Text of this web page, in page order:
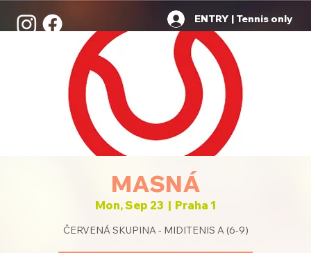
ENTRY | Tennis only
MASNÁ
Mon, Sep 23
  |
Praha 1
ČERVENÁ SKUPINA - MIDITENIS A (6-9)